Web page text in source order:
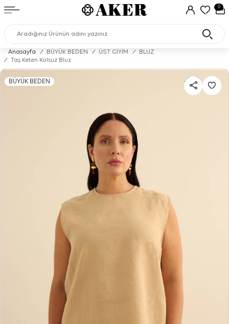
0
Anasayfa / BÜYÜK BEDEN / ÜST GİYİM /
BLUZ
/
Taş Keten Kolsuz Bluz
BÜYÜK BEDEN